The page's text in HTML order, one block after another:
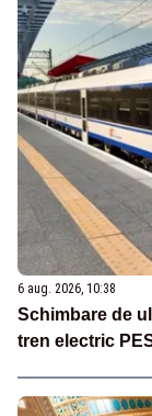
6 aug. 2026, 10:38
Schimbare de
tren electric